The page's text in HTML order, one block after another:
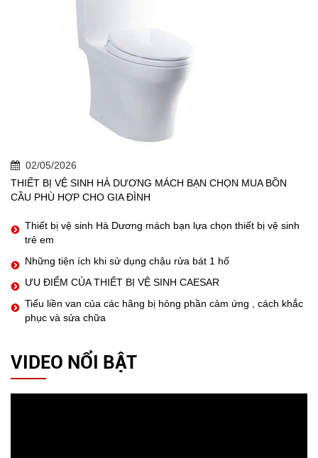
02/05/2026
THIẾT BỊ VỆ SINH HÀ DƯƠNG MÁCH BẠN CHỌN MUA BỒN
CẦU PHÙ HỢP CHO GIA ĐÌNH
Thiết bị vệ sinh Hà Dương mách bạn lựa chọn thiết bị vệ sinh
trẻ em
Những tiện ích khi sử dụng chậu rửa bát 1 hố
ƯU ĐIỂM CỦA THIẾT BỊ VỆ SINH CAESAR
Tiểu liền van của các hãng bị hỏng phần cảm ứng , cách khắc
phục và sửa chữa
VIDEO NỔI BẬT